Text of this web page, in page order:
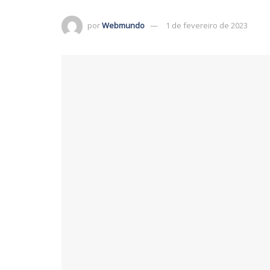
porWebmundo 1 de fevereiro de 2023